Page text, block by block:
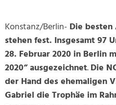
Konstanz/Berlin- Die
stehen fest. Insgesamt 97
28. Februar 2020 in Berlin
2020“ ausgezeichnet.Die
der Hand des ehemaligen
Gabriel die Trophäe im